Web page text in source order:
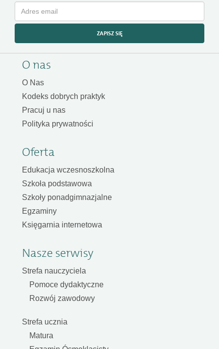
ZAPISZ SIĘ
O nas
O Nas
Kodeks dobrych praktyk
Pracuj u nas
Polityka prywatności
Oferta
Edukacja wczesnoszkolna
Szkoła podstawowa
Szkoły ponadgimnazjalne
Egzaminy
Księgarnia internetowa
Nasze serwisy
Strefa nauczyciela
Pomoce dydaktyczne
Rozwój zawodowy
Strefa ucznia
Matura